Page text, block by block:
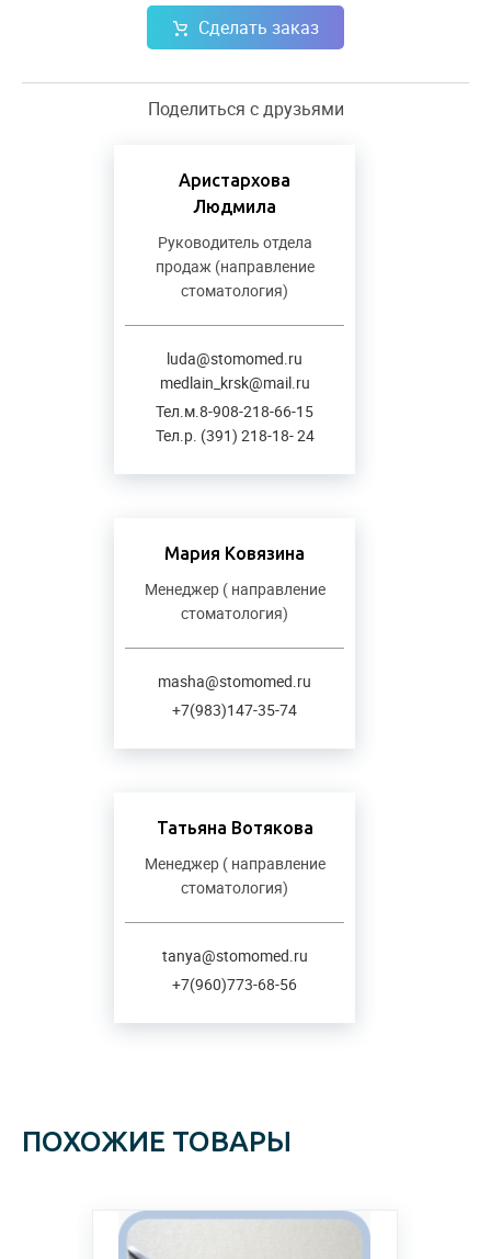
Сделать заказ
Поделиться с друзьями
Аристархова
Людмила
Руководитель отдела
продаж (направление
стоматология)
luda@stomomed.ru
medlain_krsk@mail.ru
Тел.м.8-908-218-66-15
Тел.р. (391) 218-18- 24
Мария Ковязина
Менеджер ( направление
стоматология)
masha@stomomed.ru
+7(983)147-35-74
Татьяна Вотякова
Менеджер ( направление
стоматология)
tanya@stomomed.ru
+7(960)773-68-56
ПОХОЖИЕ ТОВАРЫ